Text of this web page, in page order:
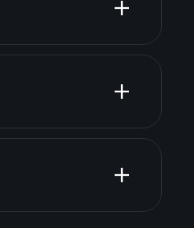
giới được đề
ngày sử